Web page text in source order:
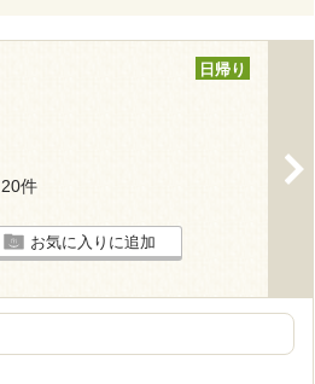
日帰り
件
お気に入りに追加